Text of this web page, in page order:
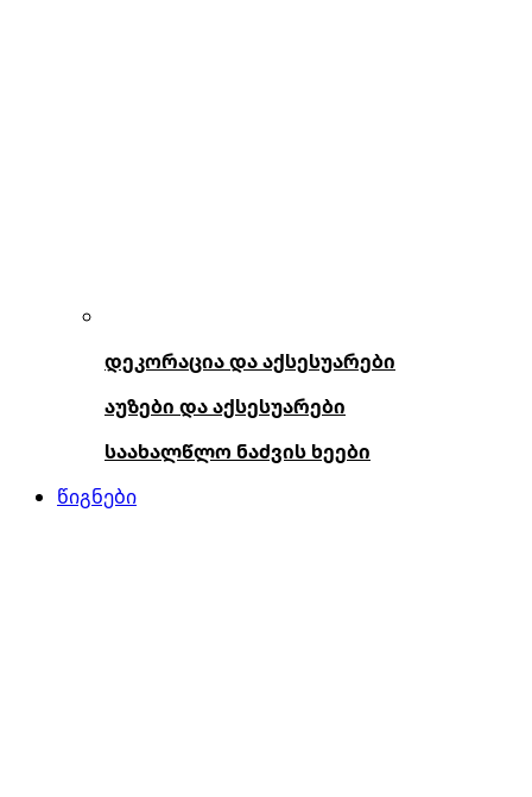
დეკორაცია და აქსესუარები
აუზები და აქსესუარები
საახალწლო ნაძვის ხეები
წიგნები